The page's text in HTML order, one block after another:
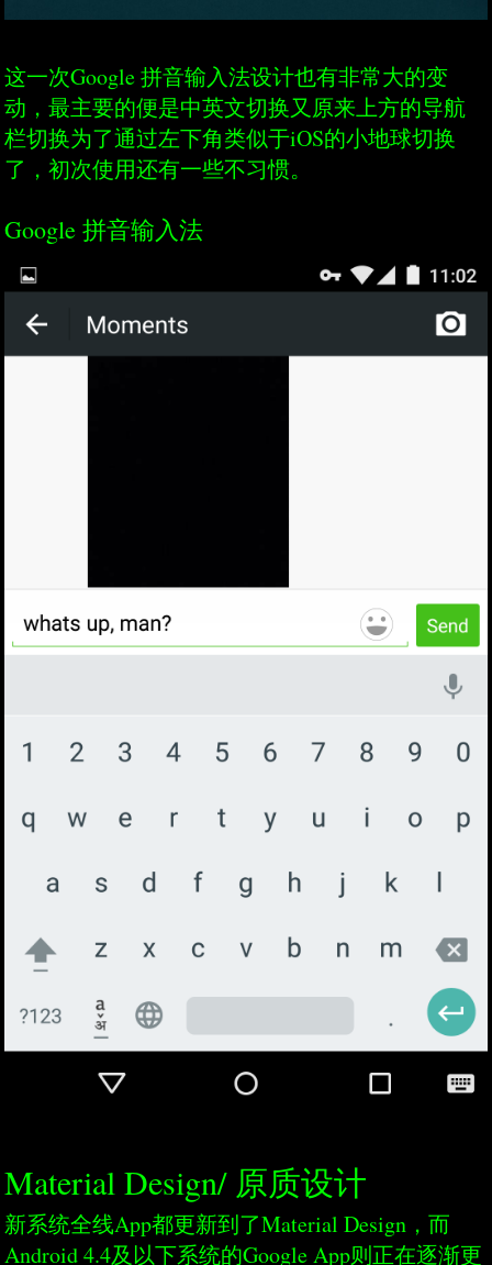
这一次Google 拼音输入法设计也有非常大的变
动，最主要的便是中英文切换又原来上方的导航
栏切换为了通过左下角类似于iOS的小地球切换
了，初次使用还有一些不习惯。
Google 拼音输入法
Material Design/ 原质设计
新系统全线App都更新到了Material Design，而
Android 4.4及以下系统的Google App则正在逐渐更